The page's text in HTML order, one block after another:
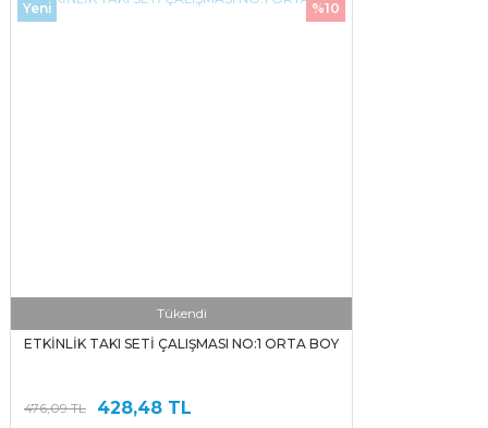
%10
Yeni
Tükendi
ETKİNLİK TAKI SETİ ÇALIŞMASI NO:1 ORTA BOY
476,09 TL 428,48 TL